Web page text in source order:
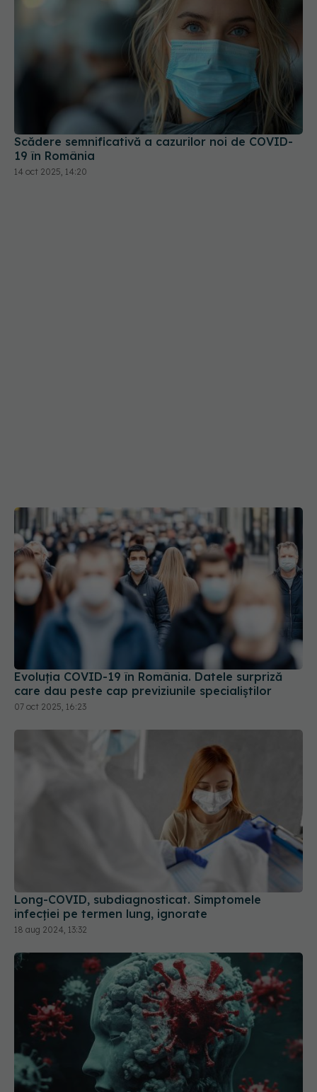
Scădere semnificativă a cazurilor noi de COVID-
19 în România
14 oct 2025, 14:20
Evoluția COVID-19 în România. Datele surpriză
care dau peste cap previziunile specialiștilor
07 oct 2025, 16:23
Long-COVID, subdiagnosticat. Simptomele
infecției pe termen lung, ignorate
18 aug 2024, 13:32